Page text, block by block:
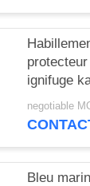
ignifuge
de franc
réfléchis
negotiable
Bleu